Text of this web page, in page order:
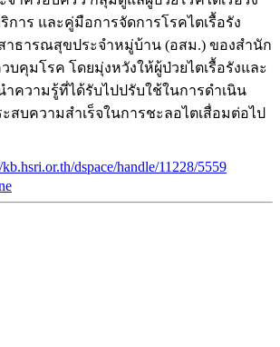
าร และคู่มือการจัดการโรคไตเรื้อรัง
าธารณสุขประจำหมู่บ้าน (อสม.) ของสำนัก
คุมโรค โดยมุ่งหวังให้ผู้ป่วยไตเรื้อรังและ
ความรู้ที่ได้รับไปปรับใช้ในการดำเนิน
สบความสำเร็จในการชะลอไตเสื่อมต่อไป
dspace/handle/11228/5559